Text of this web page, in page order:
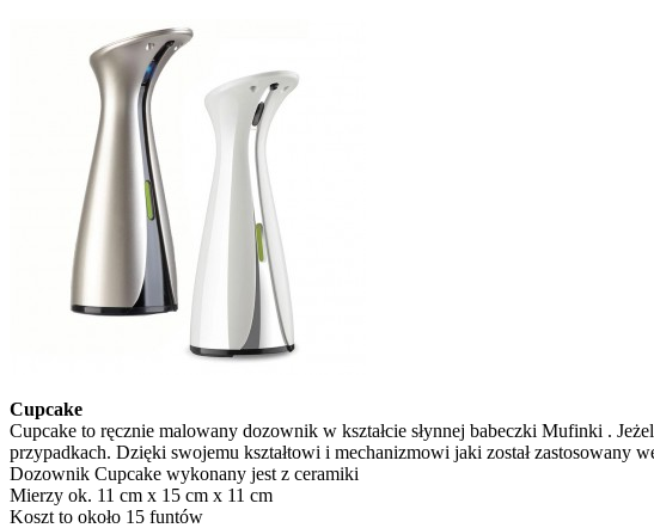
Cupcake
Cupcake to ręcznie malowany dozownik w kształcie słynnej babeczki Mufinki .
przypadkach. Dzięki swojemu kształtowi i mechanizmowi jaki został zastosowany
Dozownik Cupcake wykonany jest z ceramiki
Mierzy ok. 11 cm x 15 cm x 11 cm
Koszt to około 15 funtów